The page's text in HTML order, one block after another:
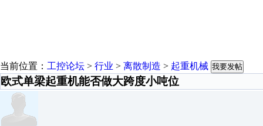
当前位置： 工控论坛 > 行业 > 离散制造 > 起重机械 我要发帖
欧式单梁起重机能否做大跨度小吨位